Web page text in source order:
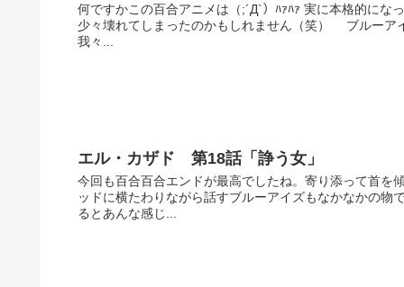
何ですかこの百合アニメは（;´Д`）ﾊｧﾊｧ 実に本格的に
少々壊れてしまったのかもしれません（笑） ブルーア
我々...
エル・カザド 第18話「諍う女」
今回も百合百合エンドが最高でしたね。寄り添って首を
ッドに横たわりながら話すブルーアイズもなかなかの
るとあんな感じ...